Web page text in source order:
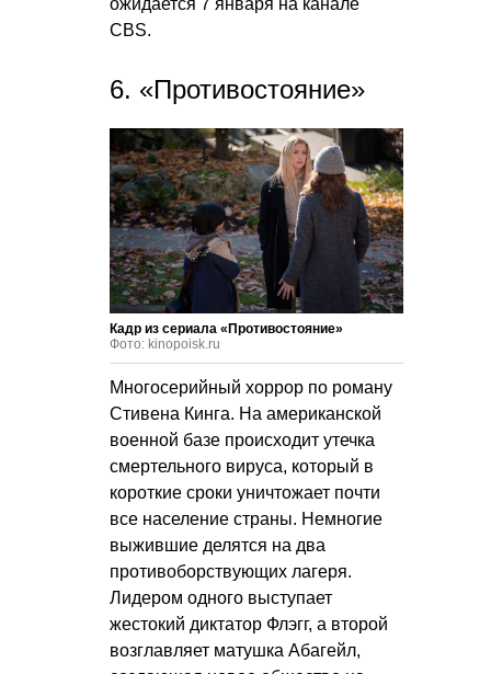
ожидается 7 января на канале
CBS.
6. «Противостояние»
Кадр из сериала «Противостояние»
Фото: kinopoisk.ru
Многосерийный хоррор по роману
Стивена Кинга. На американской
военной базе происходит утечка
смертельного вируса, который в
короткие сроки уничтожает почти
все население страны. Немногие
выжившие делятся на два
противоборствующих лагеря.
Лидером одного выступает
жестокий диктатор Флэгг, а второй
возглавляет матушка Абагейл,